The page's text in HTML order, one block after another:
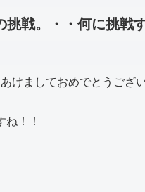
挑戦。・・何に挑戦
けましておめでとうござい
！！